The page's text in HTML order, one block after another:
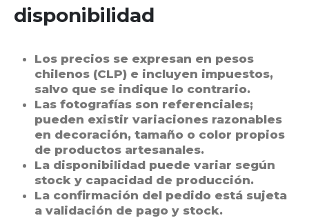
disponibilidad
Los precios se expresan en pesos
chilenos (CLP) e incluyen impuestos,
salvo que se indique lo contrario.
Las fotografías son referenciales;
pueden existir variaciones razonables
en decoración, tamaño o color propios
de productos artesanales.
La disponibilidad puede variar según
stock y capacidad de producción.
La confirmación del pedido está sujeta
a validación de pago y stock.